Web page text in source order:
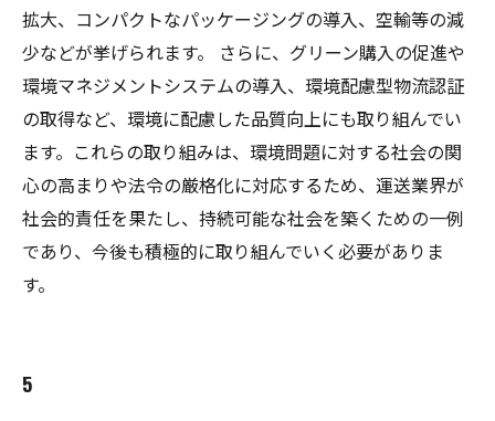
拡大、コンパクトなパッケージングの導入、空輸等の減
少などが挙げられます。 さらに、グリーン購入の促進や
環境マネジメントシステムの導入、環境配慮型物流認証
の取得など、環境に配慮した品質向上にも取り組んでい
ます。これらの取り組みは、環境問題に対する社会の関
心の高まりや法令の厳格化に対応するため、運送業界が
社会的責任を果たし、持続可能な社会を築くための一例
であり、今後も積極的に取り組んでいく必要がありま
す。
5